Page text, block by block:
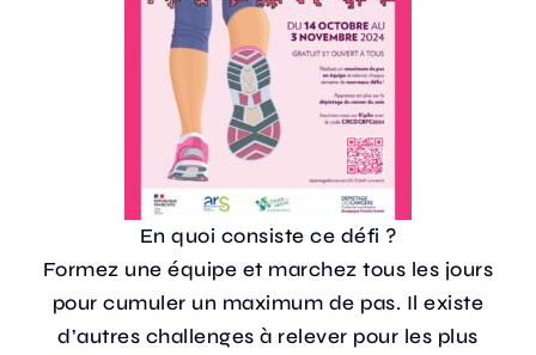
En quoi consiste ce défi ?
Formez une équipe et marchez tous les jours
pour cumuler un maximum de pas. Il existe
d’autres challenges à relever pour les plus